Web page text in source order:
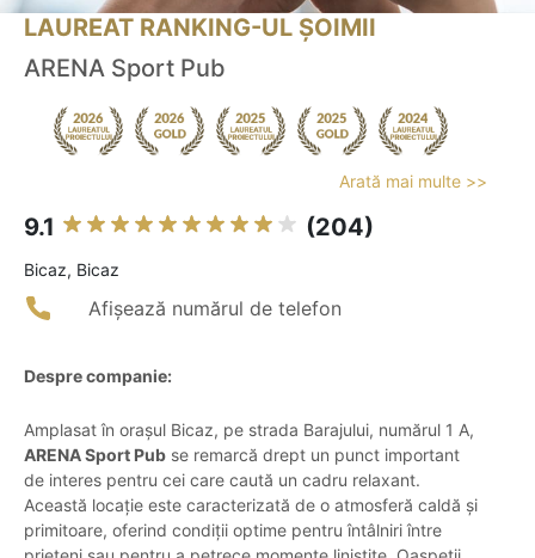
LAUREAT RANKING-UL ȘOIMII
ARENA Sport Pub
Arată mai multe >>
9.1 (204)
Bicaz, Bicaz
Afișează numărul de telefon
Despre companie:
Amplasat în orașul Bicaz, pe strada Barajului, numărul 1 A,
ARENA Sport Pub se remarcă drept un punct important
de interes pentru cei care caută un cadru relaxant.
Această locație este caracterizată de o atmosferă caldă și
primitoare, oferind condiții optime pentru întâlniri între